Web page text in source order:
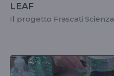
LEAF
Il progetto Frascati Scienza